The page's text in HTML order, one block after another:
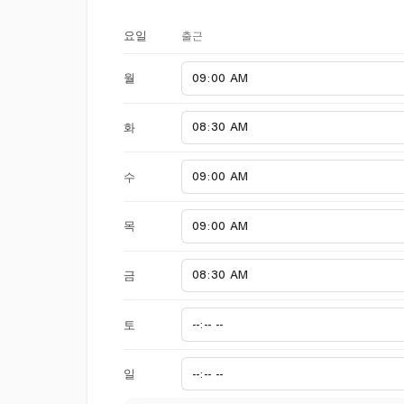
요일 출근
월
화
수
목
금
토
일